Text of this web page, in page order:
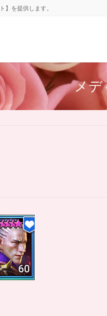
】を提供します。
メデ